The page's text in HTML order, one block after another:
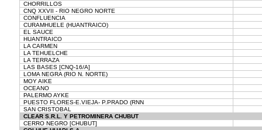
CHORRILLOS
CNQ XXVII - RIO NEGRO NORTE
CONFLUENCIA
CURAMHUELE (HUANTRAICO)
EL SAUCE
HUANTRAICO
LA CARMEN
LA TEHUELCHE
LA TERRAZA
LAS BASES [CNQ-16/A]
LOMA NEGRA (RIO N. NORTE)
MOY AIKE
OCEANO
PALERMO AYKE
PUESTO FLORES-E.VIEJA- P.PRADO (RNN
SAN CRISTOBAL
CLEAR S.R.L. Y PETROMINERA CHUBUT
CERRO NEGRO [CHUBUT]